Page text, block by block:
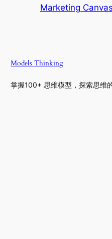
Marketing Canvas
Models Thinking
掌握100+ 思维模型，探索思维